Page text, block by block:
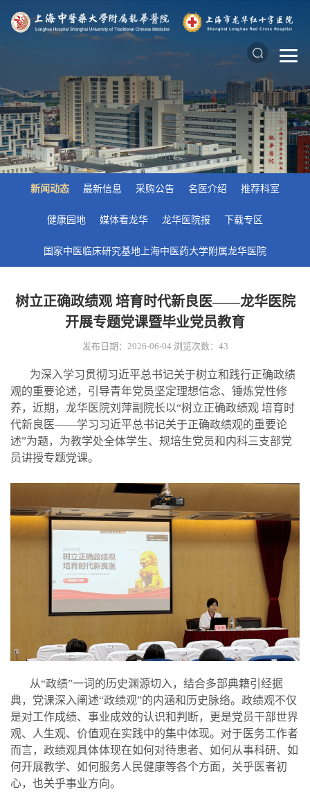
新闻动态 最新信息 采购公告 名医介绍 推荐科室
健康园地 媒体看龙华 龙华医院报 下载专区
国家中医临床研究基地上海中医药大学附属龙华医院
树立正确政绩观 培育时代新良医——龙华医院
开展专题党课暨毕业党员教育
发布日期：2026-06-04 浏览次数： 43
为深入学习贯彻习近平总书记关于树立和践行正确政绩
观的重要论述，引导青年党员坚定理想信念、锤炼党性修
养， 近期 ，龙华医院刘萍副院长以“树立正确政绩观 培育时
代新良医——学习习近平总书记关于正确政绩观的重要论
述”为题，为教学处全体学生、规培生党员和内科三支部党
员讲授专题党课。
从“政绩”一词的历史渊源切入 ，结合多部典籍引经据
典，党课深入阐述“政绩观”的内涵和历史脉络。政绩观不仅
是对工作成绩、事业成效的认识和判断，更是党员干部世界
观、人生观、价值观在实践中的集中体现。对于医务工作者
而言，政绩观具体体现在如何对待患者、如何从事科研、如
何开展教学、如何服务人民健康等各个方面，关乎医者初
心，也关乎事业方向。